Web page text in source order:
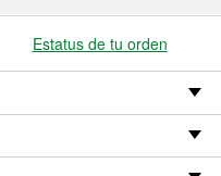
Estatus de tu orden